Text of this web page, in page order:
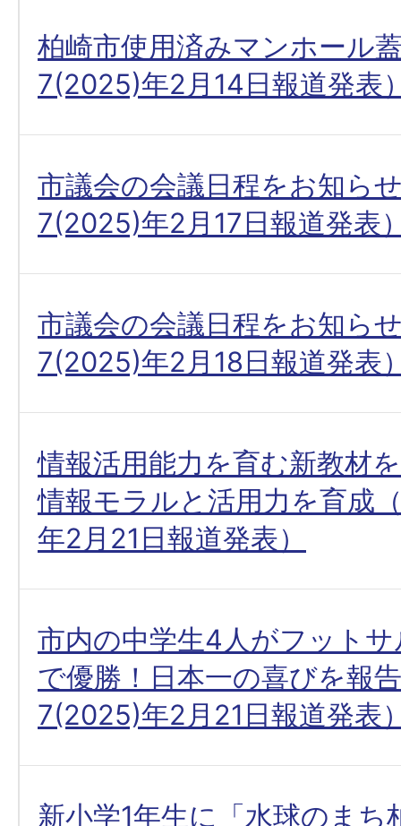
柏崎市使用済みマンホール
7(2025)年2月14日報道発表
市議会の会議日程をお知ら
7(2025)年2月17日報道発表
市議会の会議日程をお知ら
7(2025)年2月18日報道発表
情報活用能力を育む新教材
情報モラルと活用力を育成
年2月21日報道発表）
市内の中学生4人がフット
で優勝！日本一の喜びを報
7(2025)年2月21日報道発表
新小学1年生に「水球のまち